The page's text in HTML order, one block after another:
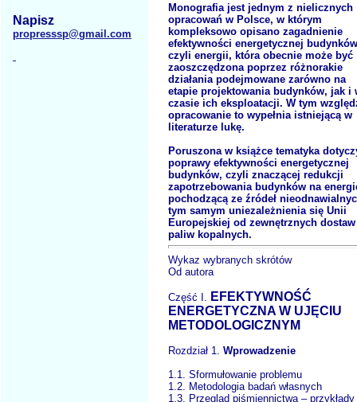
Napisz
propresssp@gmail.com
Monografia jest jednym z nielicznych
opracowań w Polsce, w którym
kompleksowo opisano zagadnienie
efektywności energetycznej
czyli energii, która obecnie może być
zaoszczędzona poprzez różnorakie
działania podejmowane zarówno na
etapie projektowania budynków, jak i
czasie ich eksploatacji. W tym
opracowanie to wypełnia istniejącą w
literaturze lukę.
Poruszona w książce tematyka
poprawy efektywności energetycznej
budynków, czyli znaczącej redukcji
zapotrzebowania budynków na
pochodzącą ze źródeł
tym samym uniezależnienia się Unii
Europejskiej od zewnętrznych dostaw
paliw kopalnych.
Wykaz wybranych skrótów
Od autora
Część I.
EFEKTYWNOŚĆ
ENERGETYCZNA W UJĘCIU
METODOLOGICZNYM
Rozdział 1.
Wprowadzenie
1.1. Sformułowanie problemu
1.2. Metodologia badań własnych
1.3. Przegląd piśmiennictwa – przykłady